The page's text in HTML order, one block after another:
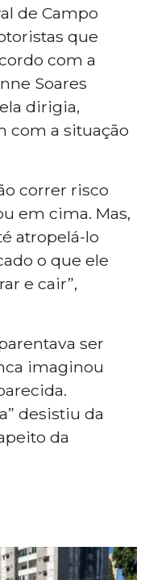
de Campo
que
com a
Soares
dirigia,
com a situação
correr risco
em cima. Mas,
atropelá-lo
o que ele
e cair”,
ser
imaginou
desistiu da
da